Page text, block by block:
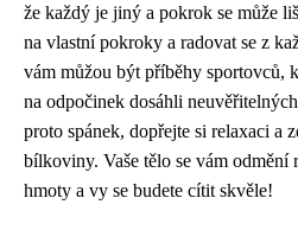
že každý je jiný a pokrok se může
na vlastní pokroky a radovat se z
vám můžou být příběhy sportovců,
na odpočinek dosáhli
proto spánek, dopřejte si relaxaci a
bílkoviny. Vaše tělo se vám odmění
hmoty a vy se budete cítit skvěle!